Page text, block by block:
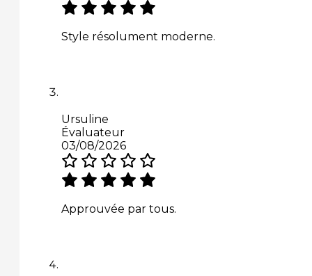
Style résolument moderne.
Ursuline
Évaluateur
03/08/2026
Approuvée par tous.